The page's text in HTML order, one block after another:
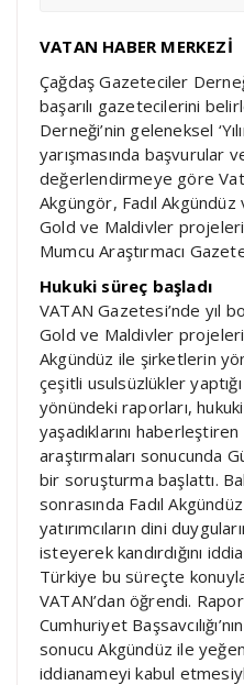
VATAN HABER MERKEZİ
Çağdaş Gazeteciler
başarılı gazetecilerini
Derneği’nin geleneksel
yarışmasında başvurular
değerlendirmeye göre
Akgüngör, Fadıl Akgündüz
Gold ve Maldivler
Mumcu Araştırmacı
Hukuki süreç başladı
VATAN Gazetesi’nde yıl
Gold ve Maldivler
Akgündüz ile şirketlerin
çeşitli usulsüzlükler
yönündeki raporları,
yaşadıklarını
araştırmaları sonucunda
bir soruşturma başlattı.
sonrasında Fadıl
yatırımcıların dini
isteyerek kandırdığını
Türkiye bu süreçte
VATAN’dan öğrendi.
Cumhuriyet
sonucu Akgündüz ile
iddianameyi kabul